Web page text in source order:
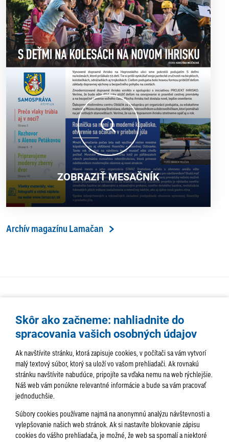
ZOBRAZIŤ MESAČNÍK
Archív magazínu Lamačan
AKTUALITY TÉMA SAMOSPRÁVA
SERVIS
HISTÓRIA PODUJATIA
Skôr ako začneme: nahliadnite do
spracovania vašich osobných údajov
Ak navštívite stránku, ktorá zapisuje cookies, v počítači sa vám vytvorí
malý textový súbor, ktorý sa uloží vo vašom prehliadači. Ak rovnakú
stránku navštívite nabudúce, pripojíte sa vďaka nemu na web rýchlejšie.
Náš web vám ponúkne relevantné informácie a bude sa vám pracovať
jednoduchšie.
Súbory cookies používame najmä na anonymnú analýzu návštevnosti a
vylepšovanie našich web stránok. Ak si nastavíte blokovanie zápisu
cookies do vášho prehliadača, je možné, že web sa spomalí a niektoré